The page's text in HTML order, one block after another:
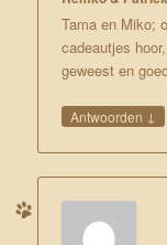
Tama en Miko;
cadeautjes
geweest en
Antwoorden ↓